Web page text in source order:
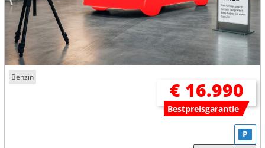
Benzin
€ 16.990
Bestpreisgarantie
P